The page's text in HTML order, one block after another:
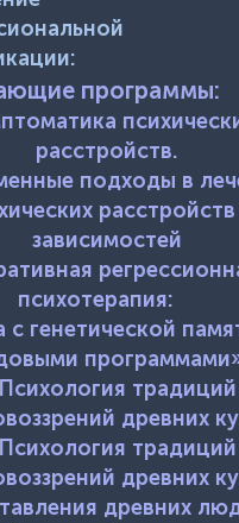
программы:
расстройств.
подходы в
зависимостей
психотерапия:
с генетической
Психология традиций
древних
Психология традиций
древних
древних